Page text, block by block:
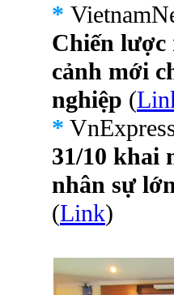
*
Chiến lược
cảnh mới
nghiệp (
*
31/10 khai
nhân sự
(Link)